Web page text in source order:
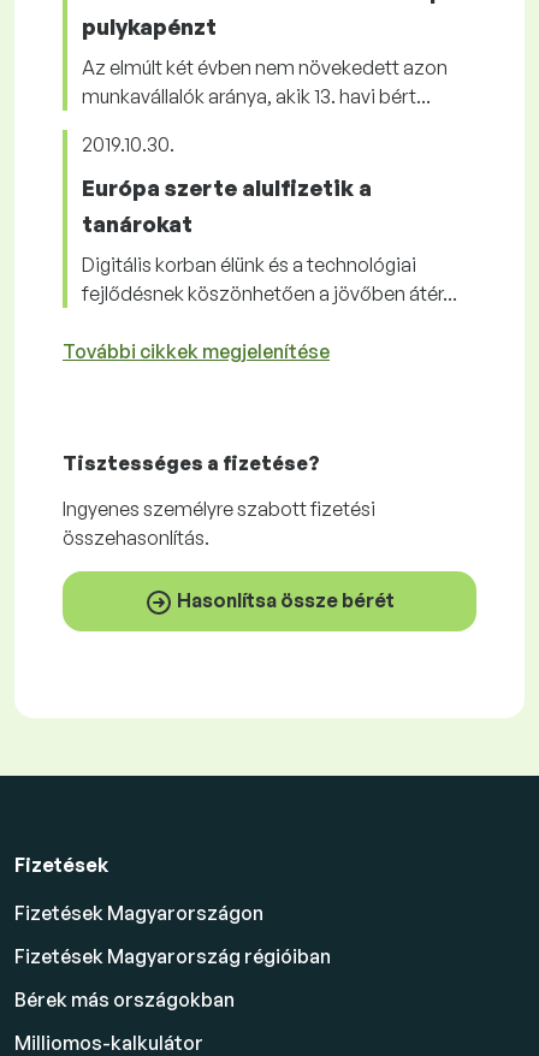
pulykapénzt
Az elmúlt két évben nem növekedett azon
munkavállalók aránya, akik 13. havi bért...
2019.10.30.
Európa szerte alulfizetik a
tanárokat
Digitális korban élünk és a technológiai
fejlődésnek köszönhetően a jövőben átér...
További cikkek megjelenítése
Tisztességes a fizetése?
Ingyenes személyre szabott fizetési
összehasonlítás.
Hasonlítsa össze bérét
Fizetések
Fizetések Magyarországon
Fizetések Magyarország régióiban
Bérek más országokban
Milliomos-kalkulátor